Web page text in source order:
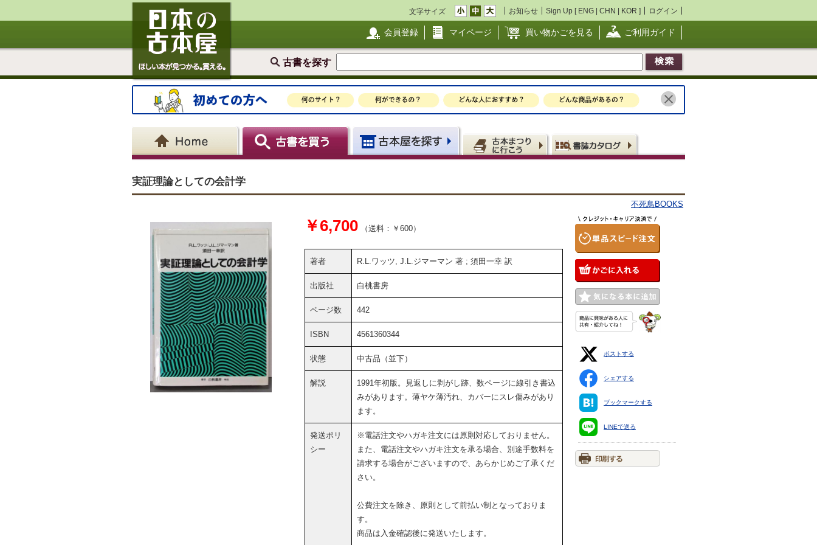
文字サイズ お知らせ Sign Up [ ENG | CHN | KOR ] ログイン
会員登録 マイページ 買い物かごを見る ご利用ガイド
古書を探す
実証理論としての会計学
不死鳥BOOKS
￥6,700 （送料：￥600）
著者 R.L.ワッツ, J.L.ジマーマン 著 ; 須田一幸 訳
出版社 白桃書房
ページ数 442
ISBN 4561360344
状態 中古品（並下）
解説
1991年初版。見返しに剥がし跡、数ページに線引き書込
みがあります。薄ヤケ薄汚れ、カバーにスレ傷みがあり
ます。
発送ポリ
シー
※電話注文やハガキ注文には原則対応しておりません。
また、電話注文やハガキ注文を承る場合、別途手数料を
請求する場合がございますので、あらかじめご了承くだ
さい。
公費注文を除き、原則として前払い制となっておりま
す。
商品は入金確認後に発送いたします。
ポストする
シェアする
ブックマークする
LINEで送る